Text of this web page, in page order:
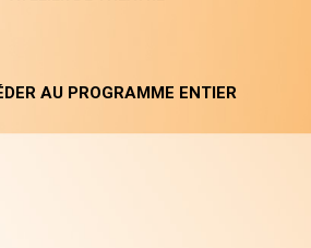
AU PROGRAMME ENTIER